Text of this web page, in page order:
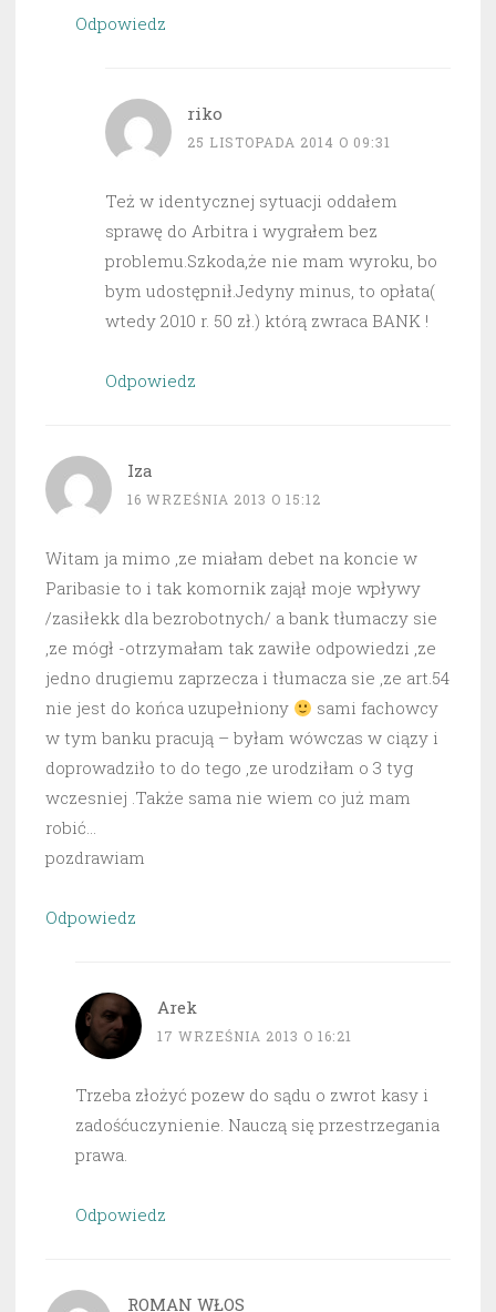
Odpowiedz
riko
25 LISTOPADA 2014 O 09:31
Też w identycznej sytuacji oddałem
sprawę do Arbitra i wygrałem bez
problemu.Szkoda,że nie mam wyroku, bo
bym udostępnił.Jedyny minus, to opłata(
wtedy 2010 r. 50 zł.) którą zwraca BANK !
Odpowiedz
Iza
16 WRZEŚNIA 2013 O 15:12
Witam ja mimo ,ze miałam debet na koncie w
Paribasie to i tak komornik zajął moje wpływy
/zasiłekk dla bezrobotnych/ a bank tłumaczy sie
,ze mógł -otrzymałam tak zawiłe odpowiedzi ,ze
jedno drugiemu zaprzecza i tłumacza sie ,ze art.54
nie jest do końca uzupełniony
sami fachowcy
w tym banku pracują – byłam wówczas w ciązy i
doprowadziło to do tego ,ze urodziłam o 3 tyg
wczesniej .Także sama nie wiem co już mam
robić…
pozdrawiam
Odpowiedz
Arek
17 WRZEŚNIA 2013 O 16:21
Trzeba złożyć pozew do sądu o zwrot kasy i
zadośćuczynienie. Nauczą się przestrzegania
prawa.
Odpowiedz
ROMAN WŁOS